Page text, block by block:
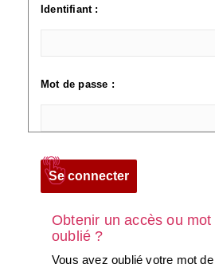
Identifiant :
Mot de passe :
Obtenir un accès ou
oublié ?
Vous avez oublié votre mot